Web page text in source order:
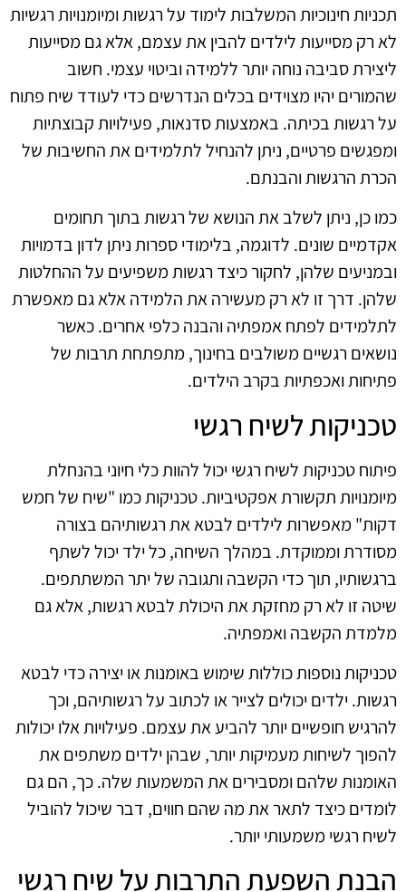
תכניות חינוכיות המשלבות לימוד על רגשות ומיומנויות רגשיות
לא רק מסייעות לילדים להבין את עצמם, אלא גם מסייעות
ליצירת סביבה נוחה יותר ללמידה וביטוי עצמי. חשוב
שהמורים יהיו מצוידים בכלים הנדרשים כדי לעודד שיח פתוח
על רגשות בכיתה. באמצעות סדנאות, פעילויות קבוצתיות
ומפגשים פרטיים, ניתן להנחיל לתלמידים את החשיבות של
הכרת הרגשות והבנתם.
כמו כן, ניתן לשלב את הנושא של רגשות בתוך תחומים
אקדמיים שונים. לדוגמה, בלימודי ספרות ניתן לדון בדמויות
ובמניעים שלהן, לחקור כיצד רגשות משפיעים על ההחלטות
שלהן. דרך זו לא רק מעשירה את הלמידה אלא גם מאפשרת
לתלמידים לפתח אמפתיה והבנה כלפי אחרים. כאשר
נושאים רגשיים משולבים בחינוך, מתפתחת תרבות של
פתיחות ואכפתיות בקרב הילדים.
טכניקות לשיח רגשי
פיתוח טכניקות לשיח רגשי יכול להוות כלי חיוני בהנחלת
מיומנויות תקשורת אפקטיביות. טכניקות כמו "שיח של חמש
דקות" מאפשרות לילדים לבטא את רגשותיהם בצורה
מסודרת וממוקדת. במהלך השיחה, כל ילד יכול לשתף
ברגשותיו, תוך כדי הקשבה ותגובה של יתר המשתתפים.
שיטה זו לא רק מחזקת את היכולת לבטא רגשות, אלא גם
מלמדת הקשבה ואמפתיה.
טכניקות נוספות כוללות שימוש באומנות או יצירה כדי לבטא
רגשות. ילדים יכולים לצייר או לכתוב על רגשותיהם, וכך
להרגיש חופשיים יותר להביע את עצמם. פעילויות אלו יכולות
להפוך לשיחות מעמיקות יותר, שבהן ילדים משתפים את
האומנות שלהם ומסבירים את המשמעות שלה. כך, הם גם
לומדים כיצד לתאר את מה שהם חווים, דבר שיכול להוביל
לשיח רגשי משמעותי יותר.
הבנת השפעת התרבות על שיח רגשי